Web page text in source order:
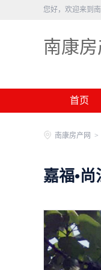
您好，欢迎来到南
南康房
首页
南康房产网 >
嘉福•